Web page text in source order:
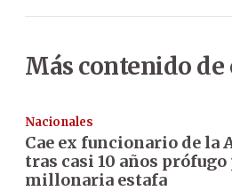
Más contenido de
Nacionales
Cae ex funcionario de la
tras casi 10 años prófugo
millonaria estafa